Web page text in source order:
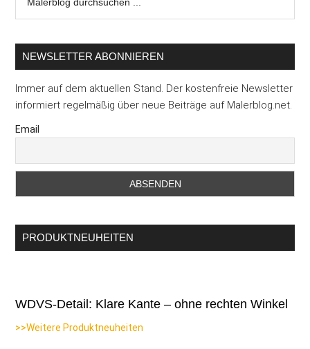
durchsuchen
NEWSLETTER ABONNIEREN
Immer auf dem aktuellen Stand. Der kostenfreie Newsletter
informiert regelmäßig über neue Beiträge auf Malerblog.net.
Email
PRODUKTNEUHEITEN
WDVS-Detail: Klare Kante – ohne rechten Winkel
>>Weitere Produktneuheiten